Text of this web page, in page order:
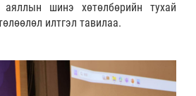
аяллын шинэ хөтөлбөрийн тухай
илтгэл тавилаа.